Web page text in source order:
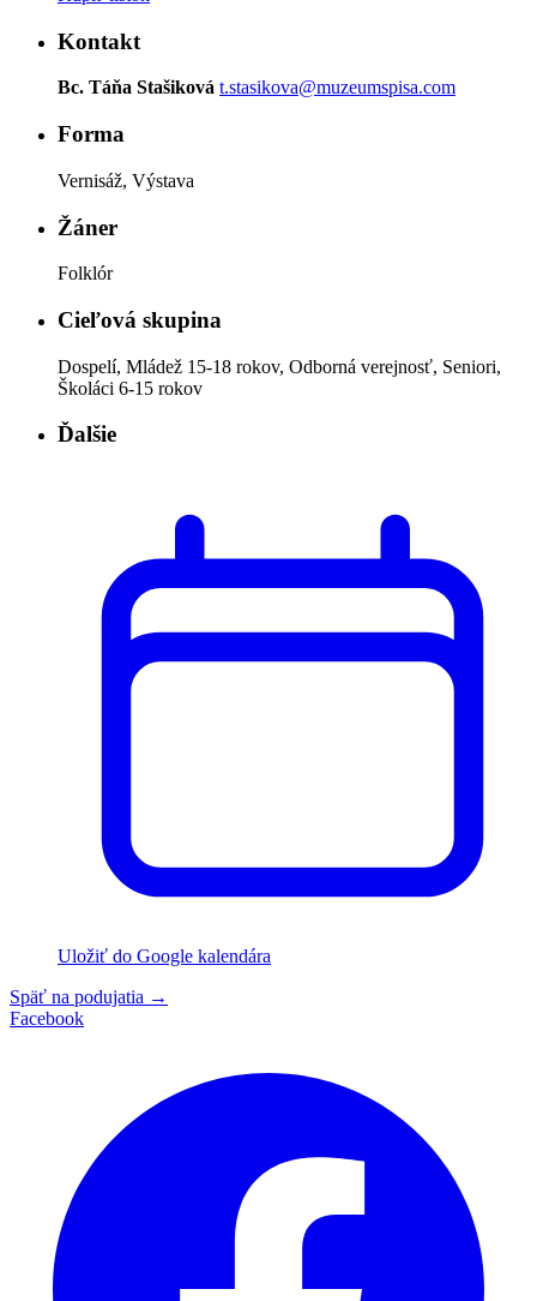
Kontakt
Bc. Táňa Stašiková t.stasikova@muzeumspisa.com
Forma
Vernisáž, Výstava
Žáner
Folklór
Cieľová skupina
Dospelí, Mládež 15-18 rokov, Odborná verejnosť, Seniori,
Školáci 6-15 rokov
Ďalšie
Uložiť do Google kalendára
Späť na podujatia →
Facebook